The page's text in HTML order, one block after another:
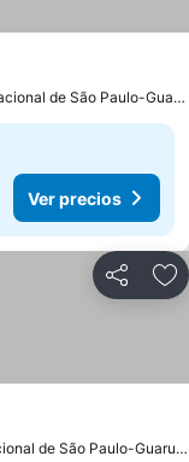
a 12.8 km de: Aeropuerto Internacional de São Paulo-Guarulhos
Ver precios
Compartir
a 3.1 km de: Aeropuerto Internacional de São Paulo-Guarulhos